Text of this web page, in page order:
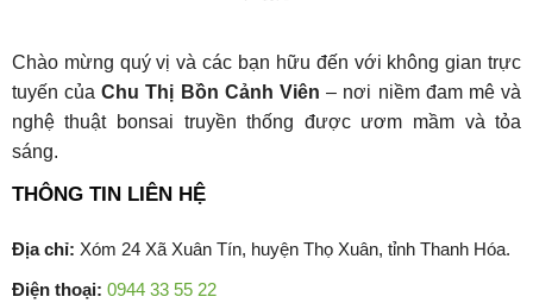
Chào mừng quý vị và các bạn hữu đến với không gian trực
tuyến củaChu Thị Bồn Cảnh Viên – nơi niềm đam mê và
nghệ thuật bonsai truyền thống được ươm mầm và tỏa
sáng.
THÔNG TIN LIÊN HỆ
Địa chỉ: Xóm 24 Xã Xuân Tín, huyện Thọ Xuân, tỉnh Thanh Hóa.
Điện thoại: 0944 33 55 22